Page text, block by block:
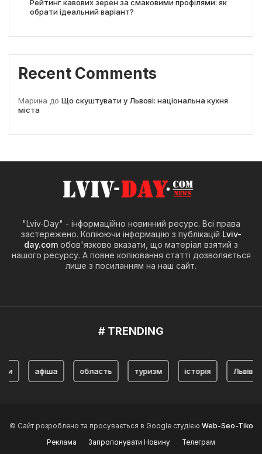
Рейтинг кавових зерен за смаковими профілями: як
обрати ідеальний варіант?
Recent Comments
Марина до Що скуштувати у Львові: національна кухня
міста
"Lviv-Day" - інформаційно новинний ресурс. Всі права
застережено. Копіюючи інформацію з публікацій Lviv-
day.com обов'язково вказати, що матеріал взятий з
нашого ресурсу. А повне копіювання статті дозволяється
лише з посиланням на наш сайт.
# TRENDING
афіша область туризм історія
© Сайт розроблено та просувається в Google студією Web-Seo-Tiko
Реклама
Запропонувати Новину Телеграм